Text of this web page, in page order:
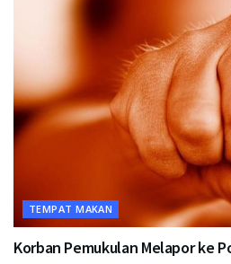
TEMPAT MAKAN
Korban Pemukulan Melapor ke